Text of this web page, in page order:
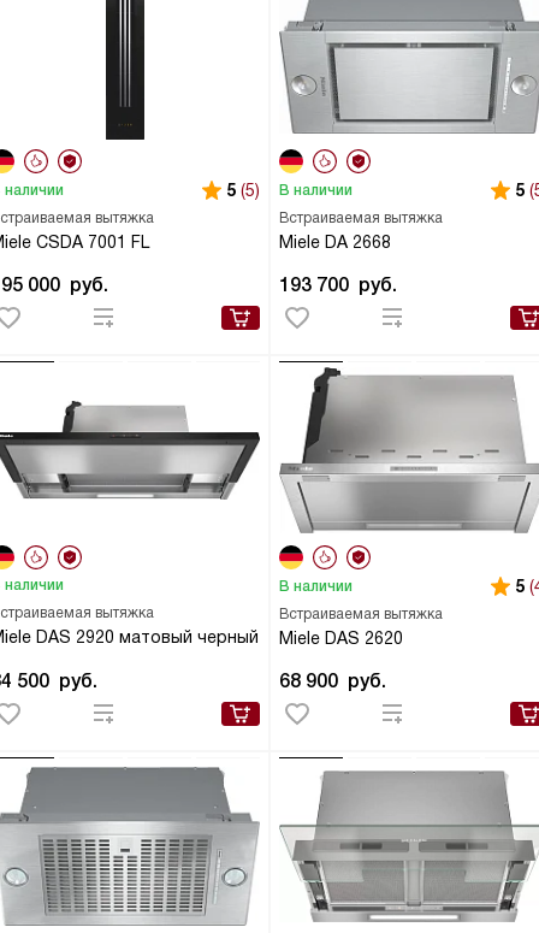
вытяжка
CSDA 7001 FL
наличии 5 (5)
000 руб.
Встраиваемая вытяжка
Miele DA 2668
В наличии 5
193 700 руб.
вытяжка
DAS 2920 матовый черный
наличии
500 руб.
Встраиваемая вытяжка
Miele DAS 2620
В наличии 5
68 900 руб.